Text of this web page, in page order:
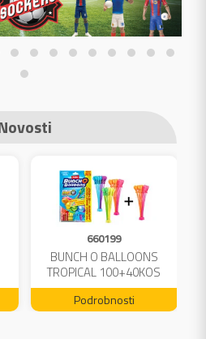
660199
BUNCH O BALLOONS
TROPICAL 100+40KOS
FREE 04199
Podrobnosti